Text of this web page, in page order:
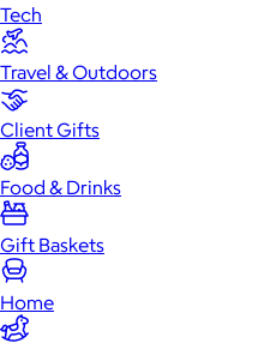
Tech
Travel & Outdoors
Client Gifts
Food & Drinks
Gift Baskets
Home